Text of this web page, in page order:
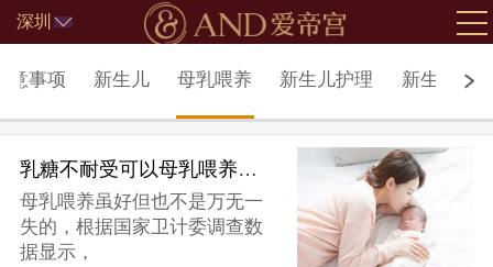
深圳
意事项 新生儿 母乳喂养 新生儿护理 新生儿疾
乳糖不耐受可以母乳喂养吗？
母乳喂养虽好但也不是万无一
失的，根据国家卫计委调查数
据显示，